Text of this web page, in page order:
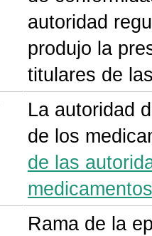
autoridad
produjo la
titulares de
La autoridad
de los
de las
Rama de la